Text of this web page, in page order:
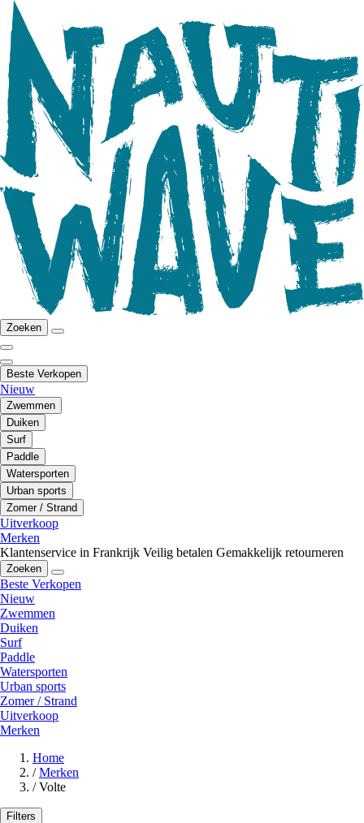
Zoeken
Beste Verkopen
Nieuw
Zwemmen
Duiken
Surf
Paddle
Watersporten
Urban sports
Zomer / Strand
Uitverkoop
Merken
Klantenservice in Frankrijk Veilig betalen Gemakkelijk retourneren
Zoeken
Beste Verkopen
Nieuw
Zwemmen
Duiken
Surf
Paddle
Watersporten
Urban sports
Zomer / Strand
Uitverkoop
Merken
Home
/ Merken
/ Volte
Filters